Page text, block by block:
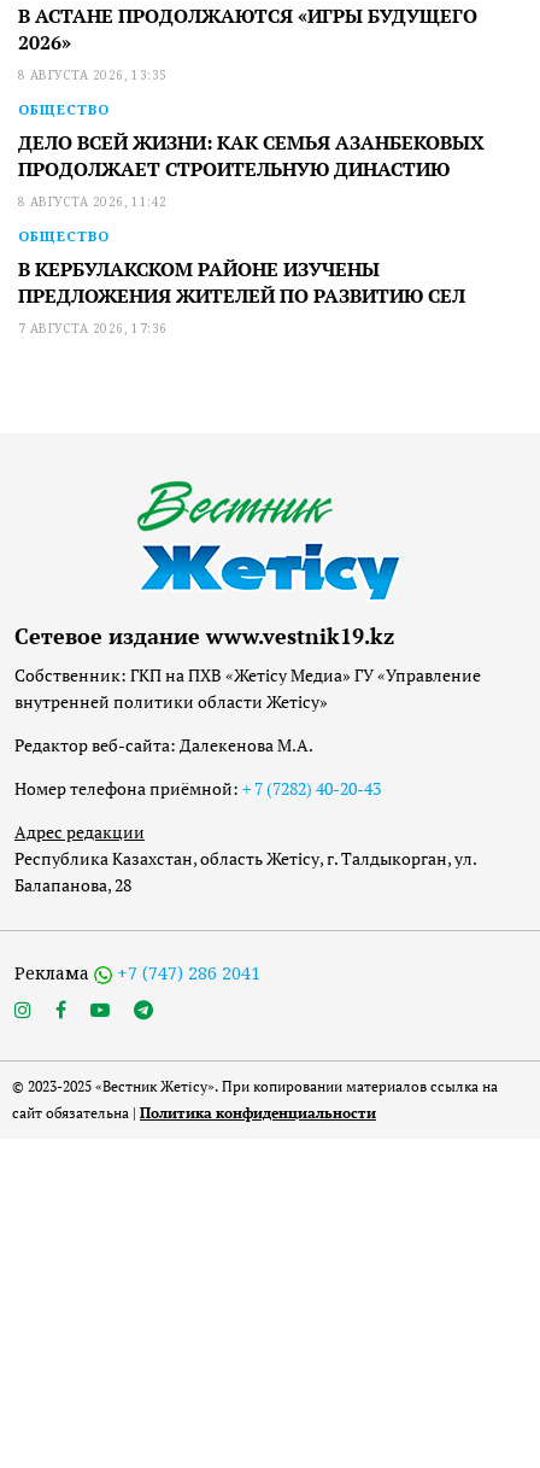
В АСТАНЕ ПРОДОЛЖАЮТСЯ «ИГРЫ БУДУЩЕГО
2026»
8 АВГУСТА 2026, 13:35
ОБЩЕСТВО
ДЕЛО ВСЕЙ ЖИЗНИ: КАК СЕМЬЯ АЗАНБЕКОВЫХ
ПРОДОЛЖАЕТ СТРОИТЕЛЬНУЮ ДИНАСТИЮ
8 АВГУСТА 2026, 11:42
ОБЩЕСТВО
В КЕРБУЛАКСКОМ РАЙОНЕ ИЗУЧЕНЫ
ПРЕДЛОЖЕНИЯ ЖИТЕЛЕЙ ПО РАЗВИТИЮ СЕЛ
7 АВГУСТА 2026, 17:36
Сетевое издание www.vestnik19.kz
Собственник: ГКП на ПХВ «Жетісу Медиа» ГУ «Управление
внутренней политики области Жетісу»
Редактор веб-сайта: Далекенова М.А.
Номер телефона приёмной: + 7 (7282) 40-20-43
Адрес редакции
Республика Казахстан, область Жетісу, г. Талдыкорган, ул.
Балапанова, 28
Реклама +7 (747) 286 2041
© 2023-2025 «Вестник Жетісу». При копировании материалов ссылка на
сайт обязательна | Политика конфиденциальности